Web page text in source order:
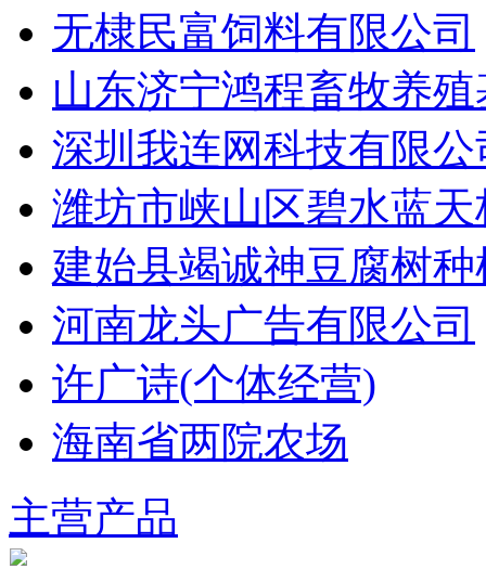
无棣民富饲料有限公司
山东济宁鸿程畜牧养
深圳我连网科技有限公
潍坊市峡山区碧水蓝
建始县竭诚神豆腐树
河南龙头广告有限公司
许广诗(个体经营)
海南省两院农场
主营产品